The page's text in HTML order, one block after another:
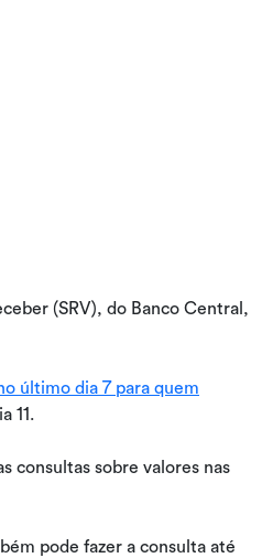
(SRV), do Banco Central,
último dia 7 para quem
11.
consultas sobre valores nas
pode fazer a consulta até